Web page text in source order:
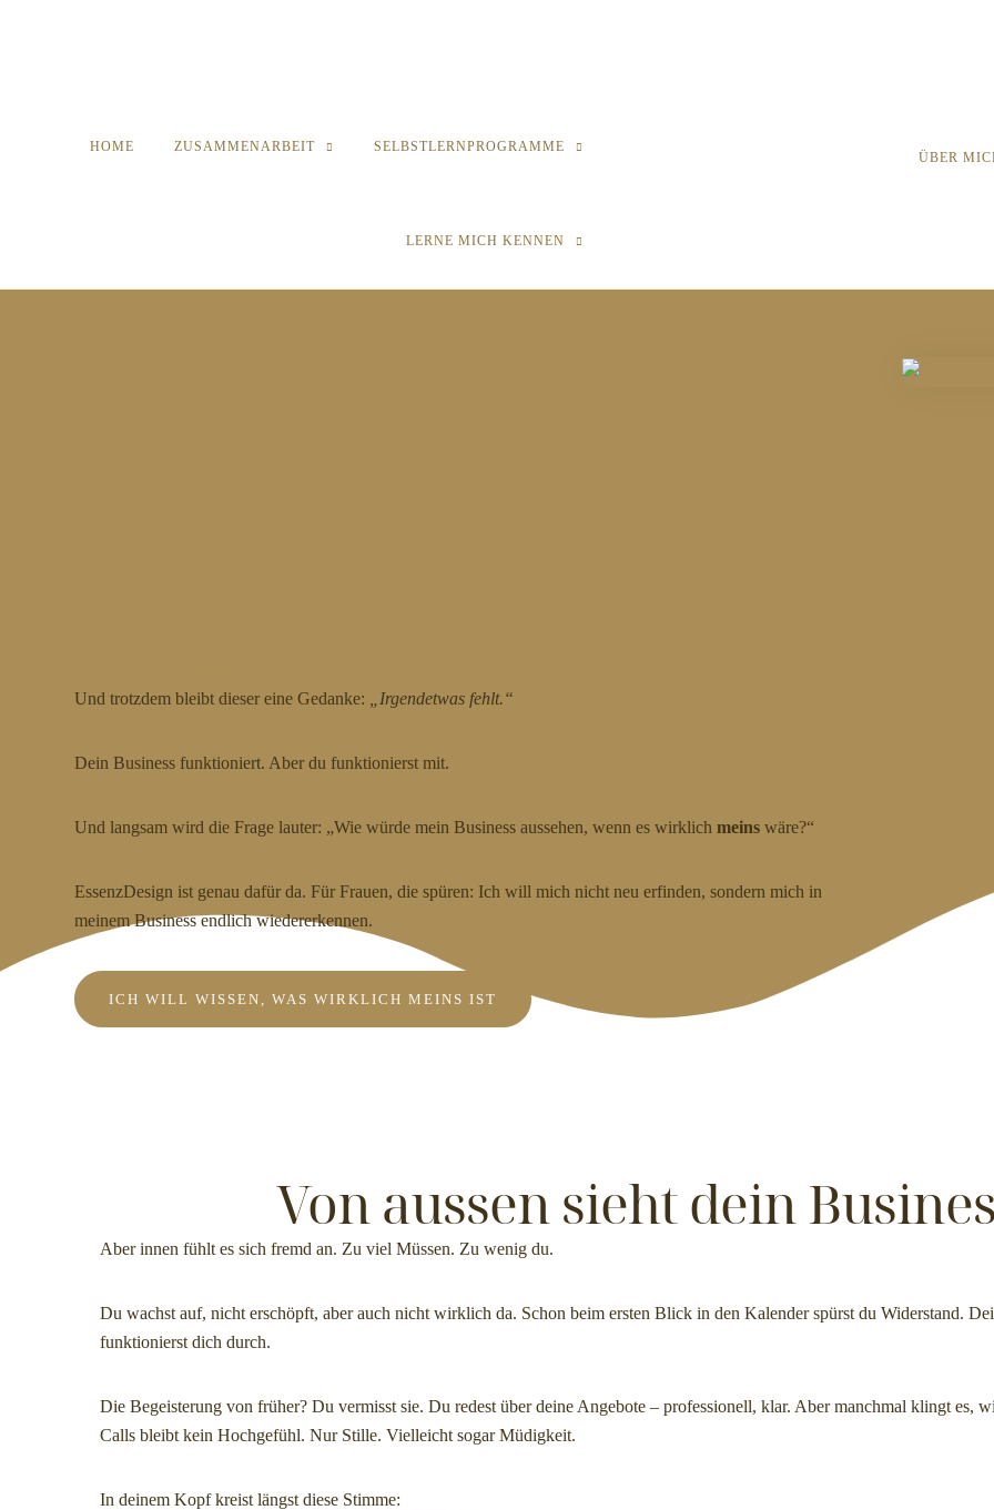
HOME ZUSAMMENARBEIT SELBSTLERNPROGRAMME
LERNE MICH KENNEN
ÜBER
Und trotzdem bleibt dieser eine Gedanke:
„Irgendetwas fehlt.“
Dein Business funktioniert. Aber du funktionierst mit.
Und langsam wird die Frage lauter: „Wie würde mein Business aussehen, wenn es wirklichmeins wäre?“
EssenzDesign ist genau dafür da. Für Frauen, die spüren: Ich will mich nicht neu erfinden, sondern mich in
meinem Business endlich wiedererkennen.
ICH WILL WISSEN, WAS WIRKLICH MEINS IST
Von aussen sieht dein
Aber innen fühlt es sich fremd an. Zu viel Müssen. Zu wenig du.
Du wachst auf, nicht erschöpft, aber auch nicht wirklich da. Schon beim ersten Blick in den Kalender spürst du Widerstand.
funktionierst dich durch.
Die Begeisterung von früher? Du vermisst sie. Du redest über deine Angebote – professionell, klar. Aber manchmal klingt es,
Calls bleibt kein Hochgefühl. Nur Stille. Vielleicht sogar Müdigkeit.
In deinem Kopf kreist längst diese Stimme: